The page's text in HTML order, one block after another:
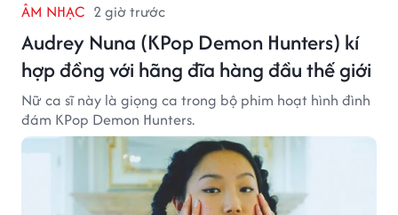
ÂM NHẠC 2 giờ trước
Audrey Nuna (KPop Demon Hunters) kí
hợp đồng với hãng đĩa hàng đầu thế giới
Nữ ca sĩ này là giọng ca trong bộ phim hoạt hình đình
đám KPop Demon Hunters.